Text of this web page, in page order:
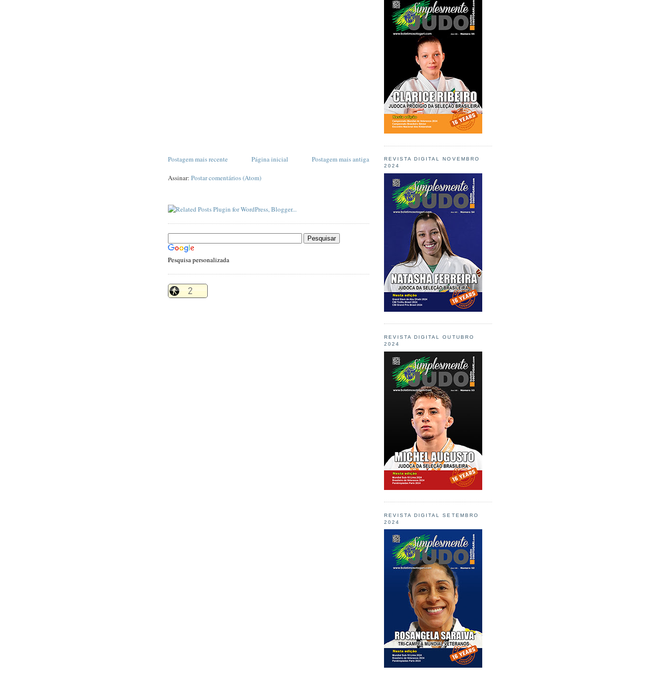
Postagem mais recente Postagem mais antiga
Página inicial
Assinar: Postar comentários (Atom)
Pesquisa personalizada
REVISTA DIGITAL NOVEMBRO
2024
REVISTA DIGITAL OUTUBRO
2024
REVISTA DIGITAL SETEMBRO
2024